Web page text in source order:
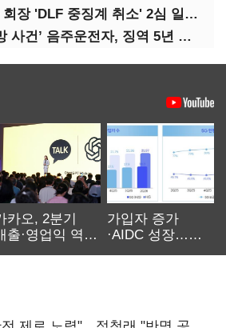
함영주 하나금융 회장 'DLF 중징계 취소' 2심 일부 승소(1보)
‘강남 스쿨존 사망 사건’ 음주운전자, 징역 5년 확정
카오, 2분기
출·영업익 역대
가입자 증가
·AIDC 성장…